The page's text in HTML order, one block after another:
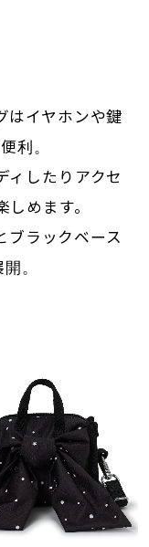
はイヤホンや鍵
利。
ィしたりアクセ
めます。
ブラックベース
。